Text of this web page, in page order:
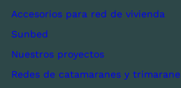
Accesorios para red de vivienda
Sunbed
Nuestros proyectos
Redes de catamaranes y